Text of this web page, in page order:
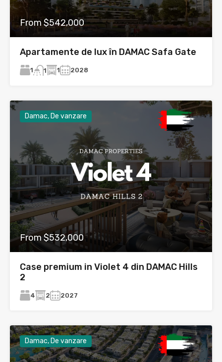
From $542,000
Apartamente de lux în DAMAC Safa Gate
1 1 1 2028
Damac, De vanzare
From $532,000
Case premium in Violet 4 din DAMAC Hills
2
4 2 2027
Damac, De vanzare